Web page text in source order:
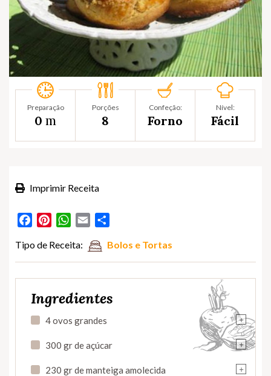
Preparação
0 m
Porções
8
Confeção:
Forno
Nível:
Fácil
Imprimir Receita
FacebookPinterestWhatsApp
Email
Tipo de Receita: Bolos e Tortas
Ingredientes
+
4 ovos grandes
+
300 gr de açúcar
+
230 gr de manteiga amolecida